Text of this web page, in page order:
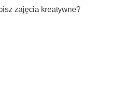
zajęcia kreatywne?